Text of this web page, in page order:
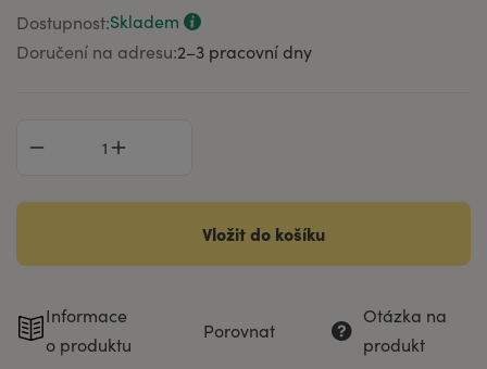
Dostupnost:Skladem
Doručení na adresu:2–⁠3 pracovní dny
Vložit do košíku
Informace
o produktu
Porovnat
Otázka na
produkt